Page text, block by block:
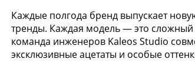
Каждые полгода бренд выпускает
тренды. Каждая модель — это сложный
команда инженеров Kaleos Studio
эксклюзивные ацетаты и особые